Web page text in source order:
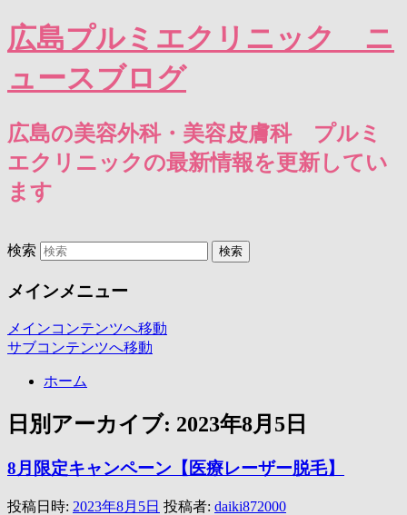
広島プルミエクリニック ニ
ュースブログ
広島の美容外科・美容皮膚科 プルミ
エクリニックの最新情報を更新してい
ます
検索
メインメニュー
メインコンテンツへ移動
サブコンテンツへ移動
ホーム
日別アーカイブ: 2023年8月5日
8月限定キャンペーン【医療レーザー脱毛】
投稿日時: 2023年8月5日 投稿者: daiki872000